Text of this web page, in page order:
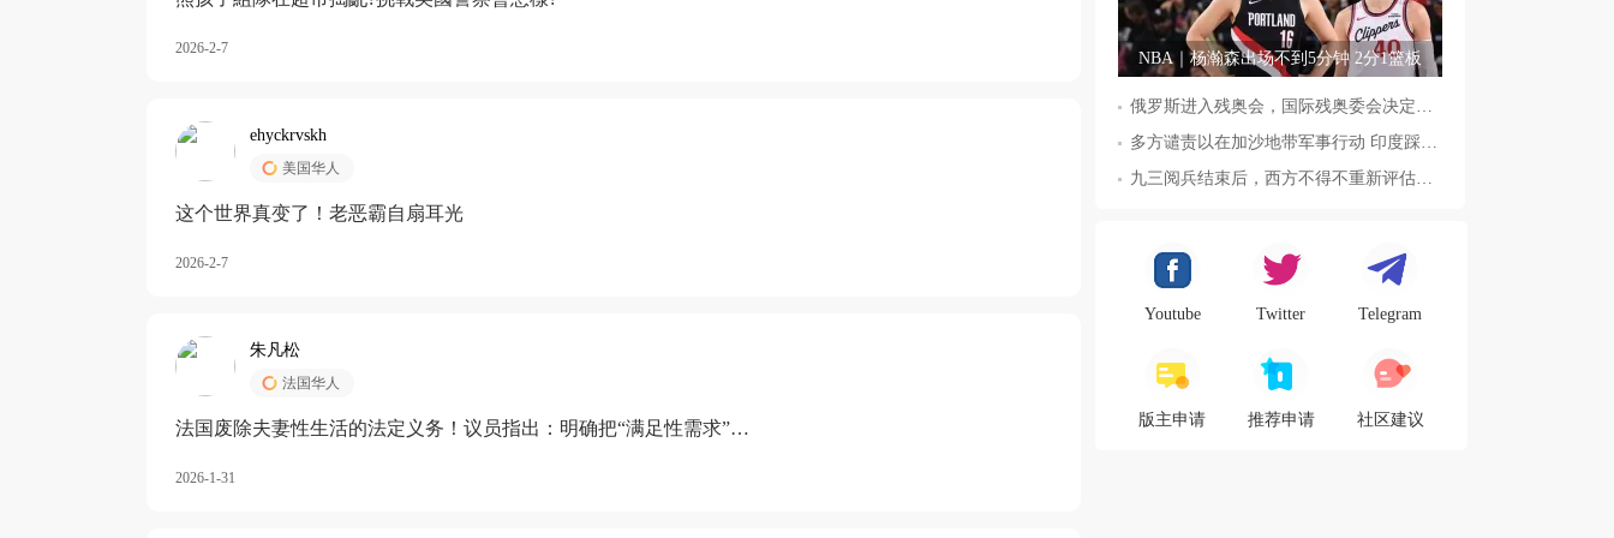
2026-2-7
ehyckrvskh
美国华人
这个世界真变了！老恶霸自扇耳光
2026-2-7
朱凡松
法国华人
法国废除夫妻性生活的法定义务！议员指出：明确把“满足性需求”排
2026-1-31
NBA｜杨瀚森出场不到5分钟 2分1篮板
Youtube Twitter Telegram
版主申请 推荐申请 社区建议